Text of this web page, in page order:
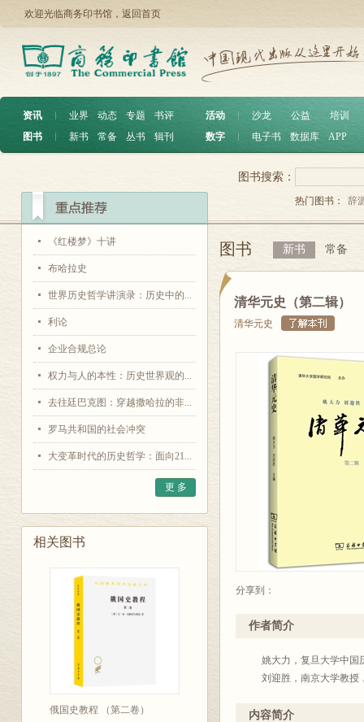
欢迎光临商务印书馆， 返回首页
资讯 ︱ 业界 动态 专题
书评
图书
︱ 新书 常备 丛书 辑刊
活动 沙龙 公益
培训
数字
电子书 数据库 APP
《红楼梦》十讲
布哈拉史
世界历史哲学讲演录：历史中的...
利论
企业合规总论
权力与人的本性：历史世界观的...
去往廷巴克图：穿越撒哈拉的非...
罗马共和国的社会冲突
大变革时代的历史哲学：面向21...
更 多
相关图书
俄国史教程 （第二卷）
图书搜索：
热门图书： 辞
图书 新书 常备
清华元史（第二辑）
清华元史
分享到：
作者简介
姚大力，复旦大学中国
刘迎胜，南京大学教授
内容简介